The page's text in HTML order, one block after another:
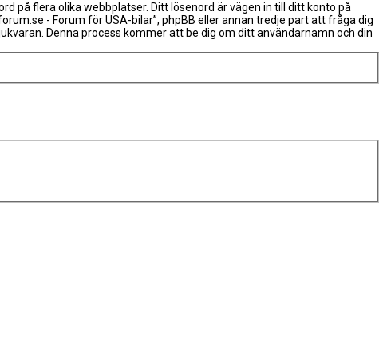
på flera olika webbplatser. Ditt lösenord är vägen in till ditt konto på
- Forum för USA-bilar”, phpBB eller annan tredje part att fråga dig
Denna process kommer att be dig om ditt användarnamn och din